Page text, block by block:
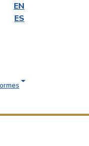
EN
ES